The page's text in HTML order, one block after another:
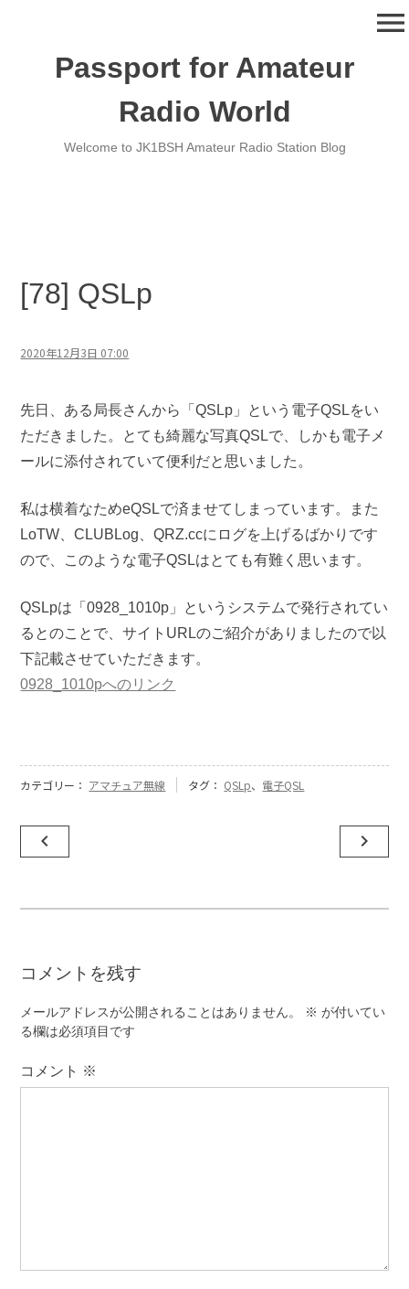
Passport for Amateur
Radio World
Welcome to JK1BSH Amateur Radio Station Blog
menu
[78] QSLp
2020年12月3日 07:00
先日、ある局長さんから「QSLp」という電子QSLをい
ただきました。とても綺麗な写真QSLで、しかも電子メ
ールに添付されていて便利だと思いました。
私は横着なためeQSLで済ませてしまっています。また
LoTW、CLUBLog、QRZ.ccにログを上げるばかりです
ので、このような電子QSLはとても有難く思います。
QSLpは「0928_1010p」というシステムで発行されてい
るとのことで、サイトURLのご紹介がありましたので以
下記載させていただきます。
0928_1010pへのリンク
カテゴリー： アマチュア無線 タグ： QSLp、 電子QSL
稿
ー
シ
ョ
navigate_before navigate_next
コメントを残す
メールアドレスが公開されることはありません。 ※ が付いてい
る欄は必須項目です
コメント ※